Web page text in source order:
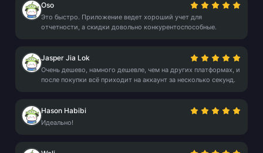
Oso
Это быстро. Приложение ведет хороший учет для
отчетности, а скидки довольно конкурентоспособные.
Jasper Jia Lok
Очень дешево, намного дешевле, чем на других платформах, и
после покупки всё приходит на аккаунт за несколько секунд.
Hason Habibi
Идеально!